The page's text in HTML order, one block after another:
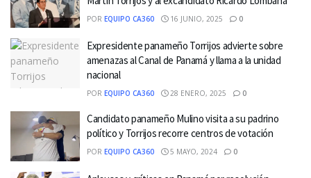
POR EQUIPO CA360 16 JUNIO, 2025 0
Expresidente panameño Torrijos advierte sobre
amenazas al Canal de Panamá y llama a la unidad
nacional
POR EQUIPO CA360 28 ENERO, 2025 0
Candidato panameño Mulino visita a su padrino
político y Torrijos recorre centros de votación
POR EQUIPO CA360 5 MAYO, 2024 0